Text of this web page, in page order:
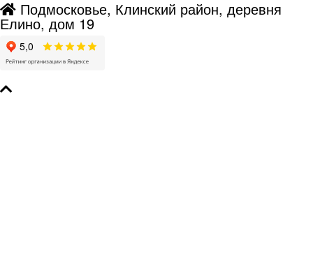
Подмосковье, Клинский район, деревня
Елино, дом 19